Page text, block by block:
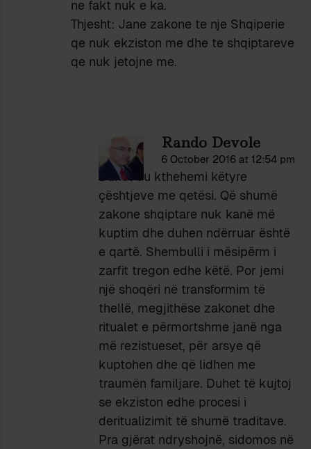
ne fakt nuk e ka.
Thjesht: Jane zakone te nje Shqiperie
qe nuk ekziston me dhe te shqiptareve
qe nuk jetojne me.
Rando Devole
6 October 2016 at 12:54 pm
Duhet t’u kthehemi këtyre
çështjeve me qetësi. Që shumë
zakone shqiptare nuk kanë më
kuptim dhe duhen ndërruar është
e qartë. Shembulli i mësipërm i
zarfit tregon edhe këtë. Por jemi
një shoqëri në transformim të
thellë, megjithëse zakonet dhe
ritualet e përmortshme janë nga
më rezistueset, për arsye që
kuptohen dhe që lidhen me
traumën familjare. Duhet të kujtoj
se ekziston edhe procesi i
deritualizimit të shumë traditave.
Pra gjërat ndryshojnë, sidomos në